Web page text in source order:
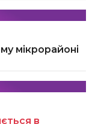
мікрорайоні
в